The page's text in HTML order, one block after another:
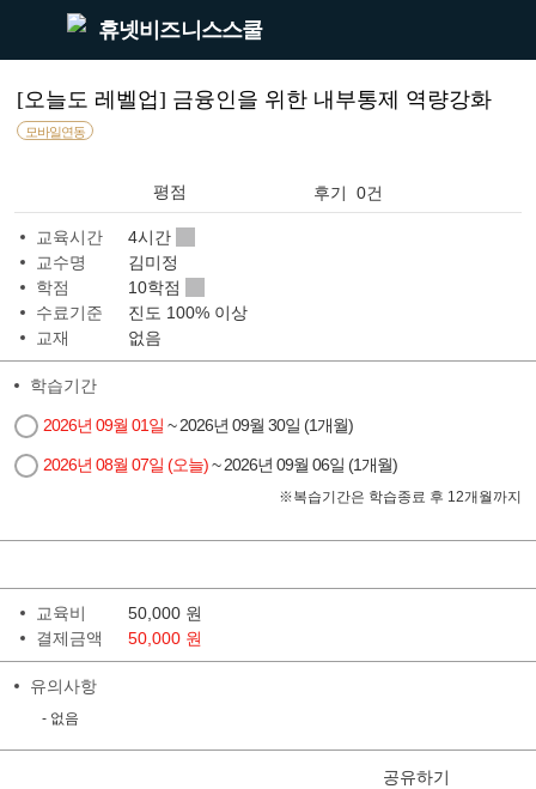
휴넷비즈니스스쿨
[오늘도 레벨업] 금융인을 위한 내부통제 역량강화
모바일연동
평점 후기 0건
교육시간
4시간
교수명
김미정
학점
10학점
수료기준
진도 100% 이상
교재
없음
학습기간
2026년 09월 01일 ~ 2026년 09월 30일 (1개월)
2026년 08월 07일 (오늘)~ 2026년 09월 06일 (1개월)
※복습기간은 학습종료 후 12개월까지
교육비 50,000 원
결제금액
50,000 원
유의사항
- 없음
공유하기